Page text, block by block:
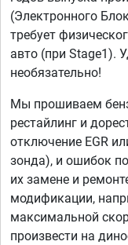
(Электронного
требует
авто (при Stage1).
необязательно!
Мы прошиваем
рестайлинг и
отключение EGR
зонда), и ошибок
их замене и
модификации,
максимальной
произвести на